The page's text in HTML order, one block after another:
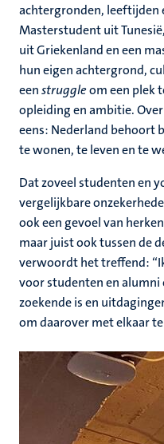
achtergronden, leeftijden
Masterstudent uit
uit Griekenland en een
hun eigen achtergrond,
eenstruggleom een plek
opleiding en ambitie.
eens: Nederland behoort
te wonen, te leven en te
Dat zoveel studenten en
vergelijkbare
ook een gevoel van
maar juist ook tussen de
verwoordt het treffend:
voor studenten en alumni
zoekende is en
om daarover met elkaar